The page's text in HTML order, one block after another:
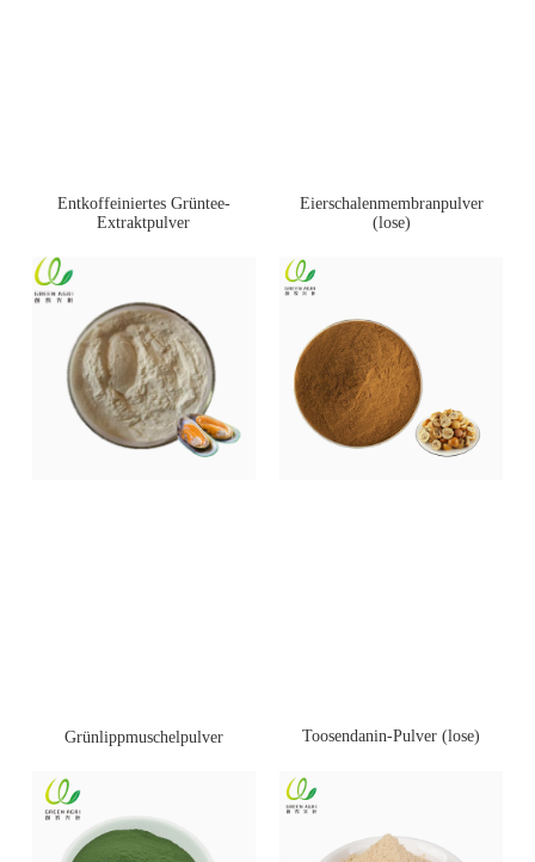
Entkoffeiniertes Grüntee-
Extraktpulver
Eierschalenmembranpulver
(lose)
Grünlippmuschelpulver Toosendanin-Pulver (lose)